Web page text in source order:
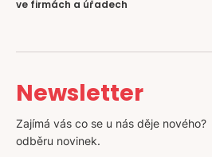
ve firmách a úřadech
Newsletter
Zajímá vás co se u nás děje
odběru novinek.